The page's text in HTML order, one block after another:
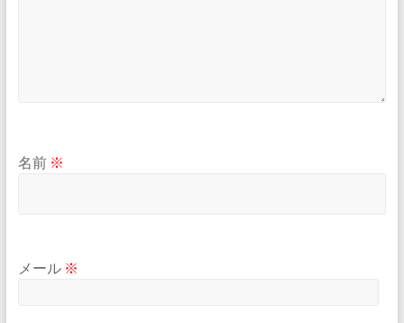
名前 ※
メール ※